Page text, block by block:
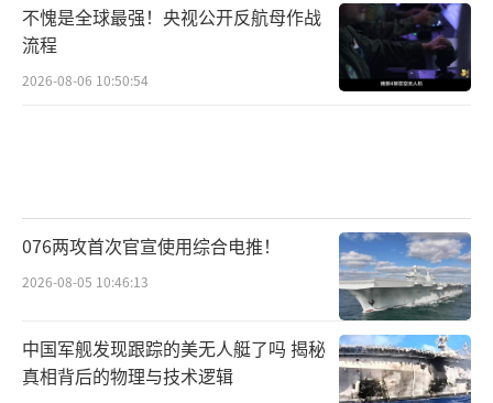
不愧是全球最强！央视公开反航母作战
流程
2026-08-06 10:50:54
076两攻首次官宣使用综合电推！
2026-08-05 10:46:13
中国军舰发现跟踪的美无人艇了吗 揭秘
真相背后的物理与技术逻辑